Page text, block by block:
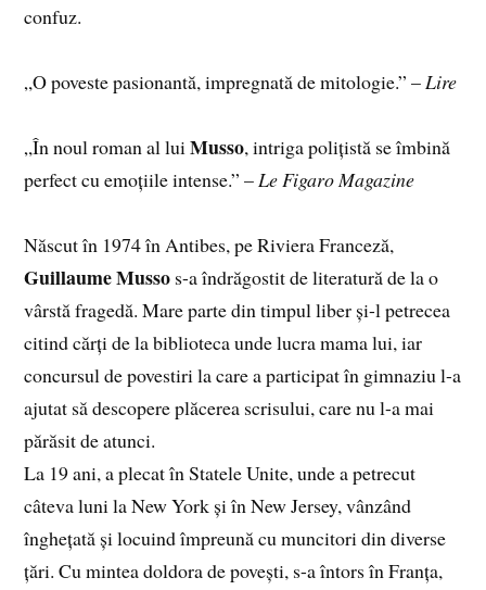
confuz.
„O poveste pasionantă, impregnată de mitologie.” –Lire
„În noul roman al luiMusso, intriga polițistă se îmbină
perfect cu emoțiile intense.” –Le Figaro Magazine
Născut în 1974 în Antibes, pe Riviera Franceză,
Guillaume Musso s-a îndrăgostit de literatură de la o
vârstă fragedă. Mare parte din timpul liber și-l petrecea
citind cărți de la biblioteca unde lucra mama lui, iar
concursul de povestiri la care a participat în gimnaziu l-a
ajutat să descopere plăcerea scrisului, care nu l-a mai
părăsit de atunci.
La 19 ani, a plecat în Statele Unite, unde a petrecut
câteva luni la New York și în New Jersey, vânzând
înghețată și locuind împreună cu muncitori din diverse
țări. Cu mintea doldora de povești, s-a întors în Franța,